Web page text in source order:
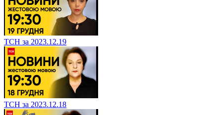
ТСН за 2023.12.19
ТСН за 2023.12.18